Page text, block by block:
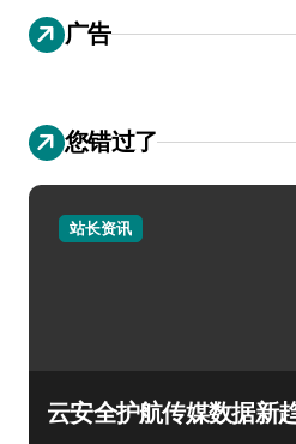
广告
您错过了
站长资讯
云安全护航传媒数据新